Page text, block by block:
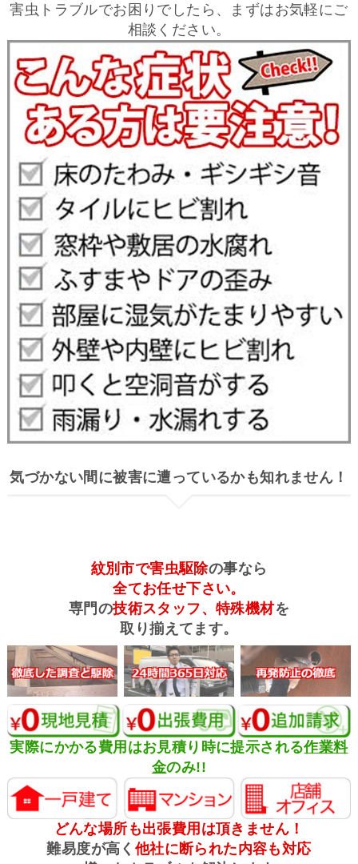
害虫トラブルでお困りでしたら、まずはお気軽にご
相談ください。
気づかない間に被害に遭っているかも知れません！
紋別市で害虫駆除の事なら
全てお任せ下さい。
専門の技術スタッフ、特殊機材を
取り揃えてます。
実際にかかる費用はお見積り時に提示される作業料
金のみ!!
どんな場所も出張費用は頂きません！
難易度が高く 他社に断られた内容も対応